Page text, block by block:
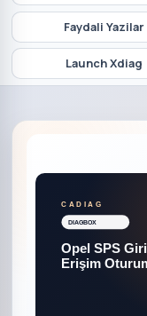
Faydali Yazilar
Launch Xdiag